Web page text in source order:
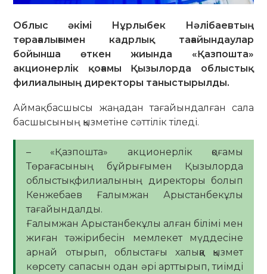
Облыс әкімі Нұрлыбек Нәлібаевтың
төрағалығымен кадрлық тағайындаулар
бойынша өткен жиында «Қазпошта»
акционерлік қоғамы Қызылорда облыстық
филиалының директоры таныстырылды.
Аймақ басшысы жаңадан тағайындалған сала
басшысының қызметіне сәттілік тіледі.
– «Қазпошта» акционерлік қоғамы
Төрағасының бұйрығымен Қызылорда
облыстық филиалының директоры болып
Кенжебаев Ғалымжан Арыстанбекұлы
тағайындалды.
Ғалымжан Арыстанбекұлы алған білімі мен
жиған тәжірибесін мемлекет мүддесіне
арнай отырып, облыстағы халыққа қызмет
көрсету сапасын одан әрі арттырып, тиімді